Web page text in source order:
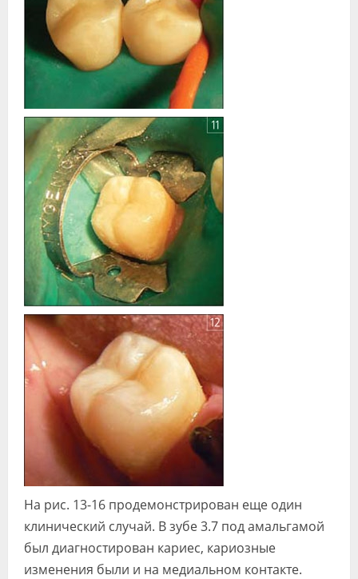
На рис. 13-16 продемонстрирован еще один
клинический случай. В зубе 3.7 под амальгамой
был диагностирован кариес, кариозные
изменения были и на медиальном контакте.